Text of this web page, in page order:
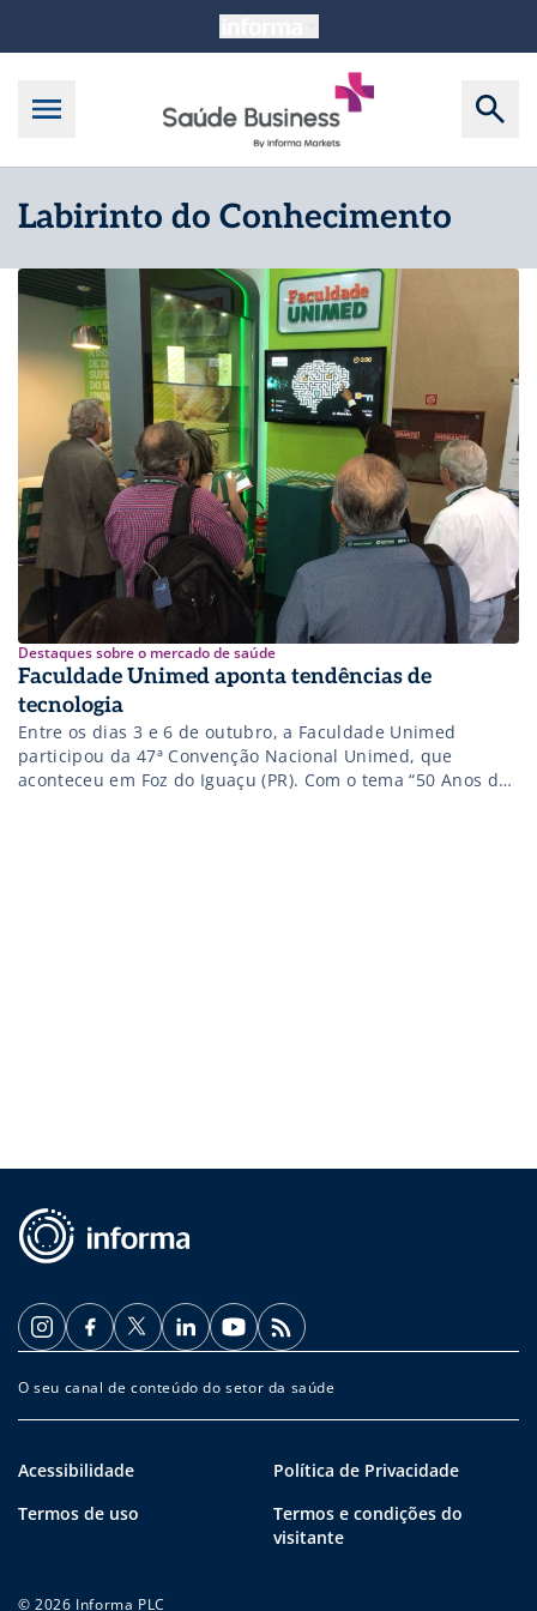
Labirinto do Conhecimento
Destaques sobre o mercado de saúde
Faculdade Unimed aponta tendências de
tecnologia
Entre os dias 3 e 6 de outubro, a Faculdade Unimed
participou da 47ª Convenção Nacional Unimed, que
aconteceu em Foz do Iguaçu (PR). Com o tema “50 Anos de
O seu canal de conteúdo do setor da saúde
Acessibilidade
Política de Privacidade
Termos de uso
Termos e condições do
visitante
© 2026 Informa PLC